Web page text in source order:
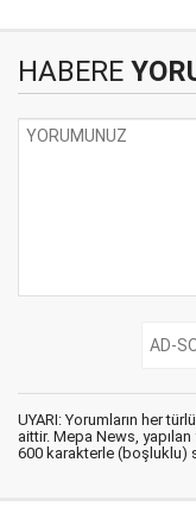
HABERE
UYARI: Yorumların her
aittir. Mepa News,
600 karakterle (boşluklu)